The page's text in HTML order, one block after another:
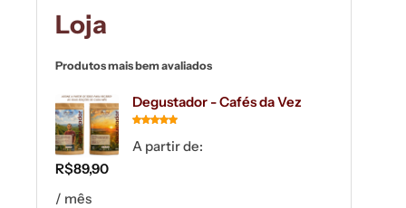
Loja
Produtos mais bem avaliados
Degustador - Cafés da Vez
A partir de:
R$89,90
/ mês